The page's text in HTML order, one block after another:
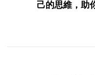
己的思維，助